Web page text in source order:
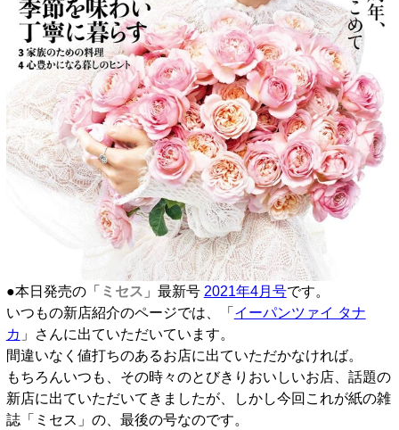
●本日発売の「 ミセス 」最新号 2021年4月号です。
いつもの新店紹介のページでは、「 イーパンツァイ タナ
カ 」さんに出ていただいています。
間違いなく値打ちのあるお店に出ていただかなければ。
もちろんいつも、その時々のとびきりおいしいお店、話題の
新店に出ていただいてきましたが、しかし今回これが紙の雑
誌「ミセス」の、最後の号なのです。